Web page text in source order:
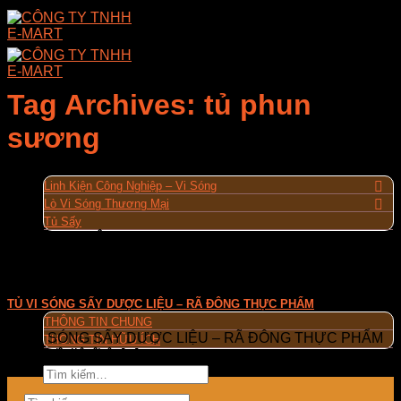
Skip
to
content
GIỚI THIỆU
Linh Kiện Công Nghiệp – Vi Sóng
Lò Vi Sóng Thương Mại
Tủ Sấy
TIN TỨC
THÔNG TIN CHUNG
THÔNG TIN HỮU ÍCH
Tìm
kiếm:
Tag Archives: tủ phun
sương
TỦ VI SÓNG SẤY DƯỢC LIỆU – RÃ ĐÔNG THỰC PHẨM
TỦ VI SÓNG SẤY DƯỢC LIỆU – RÃ ĐÔNG THỰC PHẨM
Thông tin liên hệ: [...]